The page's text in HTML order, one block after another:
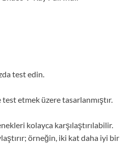
test edin.
etmek üzere tasarlanmıştır.
kolayca karşılaştırılabilir.
örneğin, iki kat daha iyi bir